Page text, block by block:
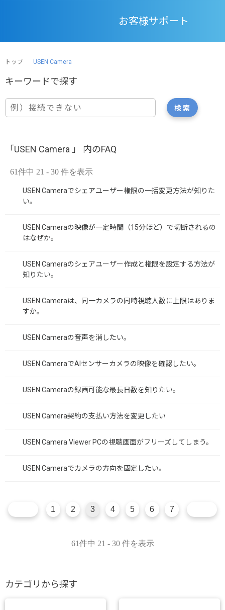
お客様サポート
トップ USEN Camera
「USEN Camera 」 内のFAQ
61件中 21 - 30 件を表示
USEN Cameraでシェアユーザー権限の一括変更方法が知りた
い。
USEN Cameraの映像が一定時間（15分ほど）で切断されるの
はなぜか。
USEN Cameraのシェアユーザー作成と権限を設定する方法が
知りたい。
USEN Cameraは、同一カメラの同時視聴人数に上限はありま
すか。
USEN Cameraの音声を消したい。
USEN CameraでAIセンサーカメラの映像を確認したい。
USEN Cameraの録画可能な最長日数を知りたい。
USEN Camera契約の支払い方法を変更したい
USEN Camera Viewer PCの視聴画面がフリーズしてしまう。
USEN Cameraでカメラの方向を固定したい。
61件中 21 - 30 件を表示
1 2 3 4 5 6 7
カテゴリから探す